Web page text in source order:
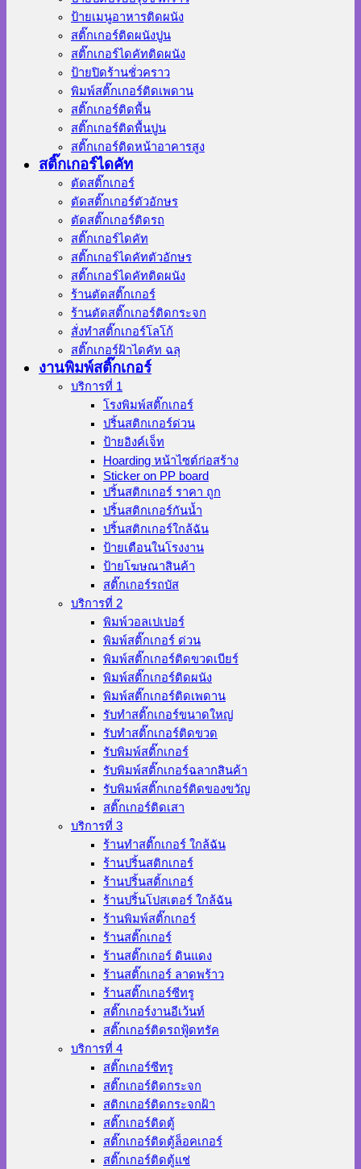
ป้ายเมนูอาหารติดผนัง
สติ๊กเกอร์ติดผนังปูน
สติ๊กเกอร์ไดคัทติดผนัง
ป้ายปิดร้านชั่วคราว
พิมพ์สติ๊กเกอร์ติดเพดาน
สติ๊กเกอร์ติดพื้น
สติ๊กเกอร์ติดพื้นปูน
สติ๊กเกอร์ติดหน้าอาคารสูง
สติ๊กเกอร์ไดคัท
ตัดสติ๊กเกอร์
ตัดสติ๊กเกอร์ตัวอักษร
ตัดสติ๊กเกอร์ติดรถ
สติ๊กเกอร์ไดคัท
สติ๊กเกอร์ไดคัทตัวอักษร
สติ๊กเกอร์ไดคัทติดผนัง
ร้านตัดสติ๊กเกอร์
ร้านตัดสติ๊กเกอร์ติดกระจก
สั่งทําสติ๊กเกอร์โลโก้
สติ๊กเกอร์ฝ้าไดคัท ฉลุ
งานพิมพ์สติ๊กเกอร์
บริการที่ 1
โรงพิมพ์สติ๊กเกอร์
ปริ้นสติกเกอร์ด่วน
ป้ายอิงค์เจ็ท
Hoarding หน้าไซต์ก่อสร้าง
Sticker on PP board
ปริ้นสติกเกอร์ ราคา ถูก
ปริ้นสติกเกอร์กันน้ำ
ปริ้นสติกเกอร์ใกล้ฉัน
ป้ายเตือนในโรงงาน
ป้ายโฆษณาสินค้า
สติ๊กเกอร์รถบัส
บริการที่ 2
พิมพ์วอลเปเปอร์
พิมพ์สติ๊กเกอร์ ด่วน
พิมพ์สติ๊กเกอร์ติดขวดเบียร์
พิมพ์สติ๊กเกอร์ติดผนัง
พิมพ์สติ๊กเกอร์ติดเพดาน
รับทำสติ๊กเกอร์ขนาดใหญ่
รับทำสติ๊กเกอร์ติดขวด
รับพิมพ์สติ๊กเกอร์
รับพิมพ์สติ๊กเกอร์ฉลากสินค้า
รับพิมพ์สติ๊กเกอร์ติดของขวัญ
สติ๊กเกอร์ติดเสา
บริการที่ 3
ร้านทําสติ๊กเกอร์ ใกล้ฉัน
ร้านปริ้นสติกเกอร์
ร้านปริ้นสติ้กเกอร์
ร้านปริ้นโปสเตอร์ ใกล้ฉัน
ร้านพิมพ์สติ๊กเกอร์
ร้านสติ๊กเกอร์
ร้านสติ๊กเกอร์ ดินแดง
ร้านสติ๊กเกอร์ ลาดพร้าว
ร้านสติ๊กเกอร์ซีทรู
สติ๊กเกอร์งานอีเว้นท์
สติ๊กเกอร์ติดรถฟู้ดทรัค
บริการที่ 4
สติ๊กเกอร์ซีทรู
สติ๊กเกอร์ติดกระจก
สติกเกอร์ติดกระจกฝ้า
สติ๊กเกอร์ติดตู้
สติ๊กเกอร์ติดตู้ล็อคเกอร์
สติ๊กเกอร์ติดตู้แช่